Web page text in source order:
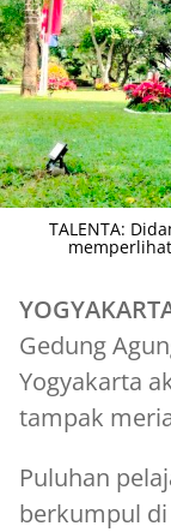
TALENTA:
Gedung
Yogyakarta
tampak
Puluhan
berkumpul di